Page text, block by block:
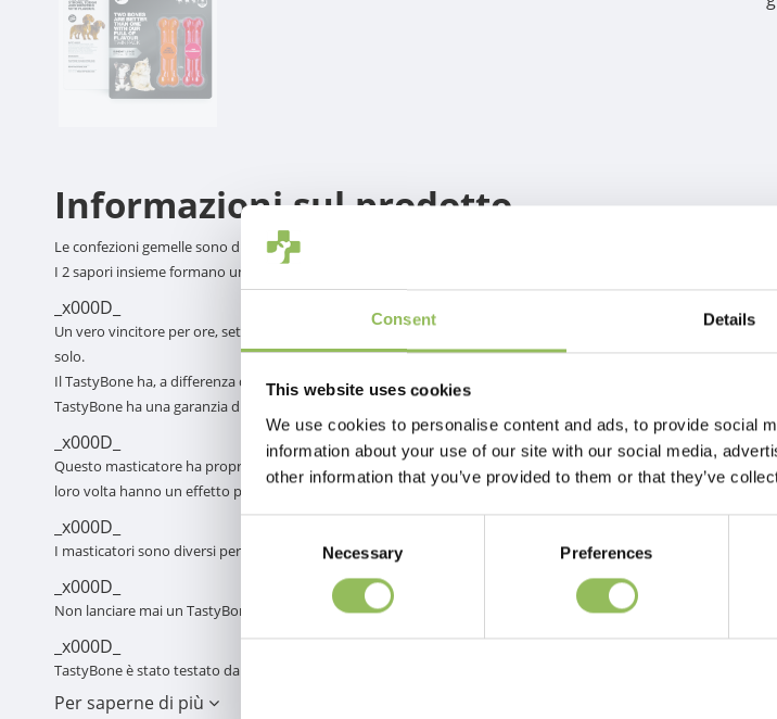
Consent Details
This website uses cookies
We use cookies to personalise content and ads, to provide social
information about your use of our site with our social media,
other information that you’ve provided to them or that they’ve
Selection
Necessary Preferences
Informazioni sul prodotto
Le confezioni gemelle sono disponibili nei formati toy e small e offrono 2 fantastici sapori originali in 1 confezione.
I 2 sapori insieme formano una lussuosa esperienza di gusto per il cane!
_x000D_
Un vero vincitore per ore, settimane e mesi di divertimento masticatorio sicuro! Può essere tranquillamente dato
solo.
Il TastyBone ha, a differenza di altri masticatori di nylon simili, un sapore da parte a parte, quindi non solo lo
TastyBone ha una garanzia di 100 giorni di masticazione, fornendo il giocattolo giusto per il cane giusto.
_x000D_
Questo masticatore ha proprietà di cura dei denti ed è fatto di nylon specialmente trattato. Il nylon viene scisso e
loro volta hanno un effetto pulente. Le setole sfregano contro i denti, rimuovendo la placca. Il materiale non si
_x000D_
I masticatori sono diversi per forma e dimensione, quindi ce n'è uno adatto ad ogni tipo di cane.
_x000D_
Non lanciare mai un TastyBone verso il cane, perché se il cane lo prende, può causare danni alla bocca, alla
_x000D_
TastyBone è stato testato da masticatori molto potenti!
_x000D_
Per saperne di più